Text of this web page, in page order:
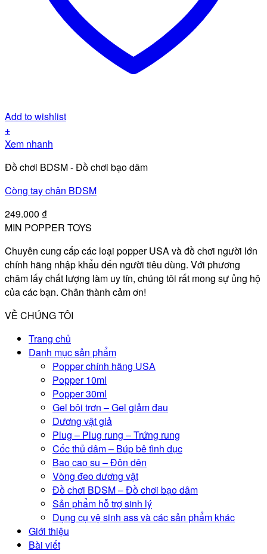
Add to wishlist
+
Xem nhanh
Đồ chơi BDSM - Đồ chơi bạo dâm
Còng tay chân BDSM
249.000 ₫
MIN POPPER TOYS
Chuyên cung cấp các loại popper USA và đồ chơi người lớn
chính hãng nhập khẩu đến người tiêu dùng. Với phương
châm lấy chất lượng làm uy tín, chúng tôi rất mong sự ủng hộ
của các bạn. Chân thành cảm ơn!
VỀ CHÚNG TÔI
Trang chủ
Danh mục sản phẩm
Popper chính hãng USA
Popper 10ml
Popper 30ml
Gel bôi trơn – Gel giảm đau
Dương vật giả
Plug – Plug rung – Trứng rung
Cốc thủ dâm – Búp bê tình dục
Bao cao su – Đôn dên
Vòng đeo dương vật
Đồ chơi BDSM – Đồ chơi bạo dâm
Sản phẩm hỗ trợ sinh lý
Dụng cụ vệ sinh ass và các sản phẩm khác
Giới thiệu
Bài viết